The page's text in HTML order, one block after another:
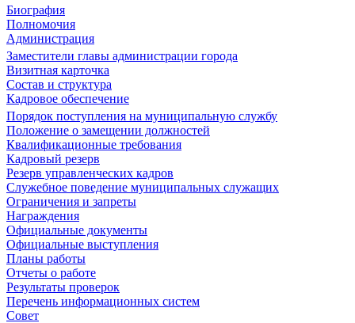
Биография
Полномочия
Администрация
Заместители главы администрации города
Визитная карточка
Состав и структура
Кадровое обеспечение
Порядок поступления на муниципальную службу
Положение о замещении должностей
Квалификационные требования
Кадровый резерв
Резерв управленческих кадров
Служебное поведение муниципальных служащих
Ограничения и запреты
Награждения
Официальные документы
Официальные выступления
Планы работы
Отчеты о работе
Результаты проверок
Перечень информационных систем
Совет